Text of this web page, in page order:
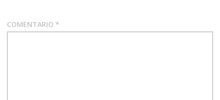
COMENTARIO *